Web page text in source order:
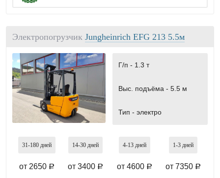
Электропогрузчик Jungheinrich EFG 213 5.5м
Г/п - 1.3 т
Выс. подъёма - 5.5 м
Тип - электро
31-180 дней
от 2650 a
14-30 дней
от 3400 a
4-13 дней
от 4600 a
1-3 дней
от 7350 a